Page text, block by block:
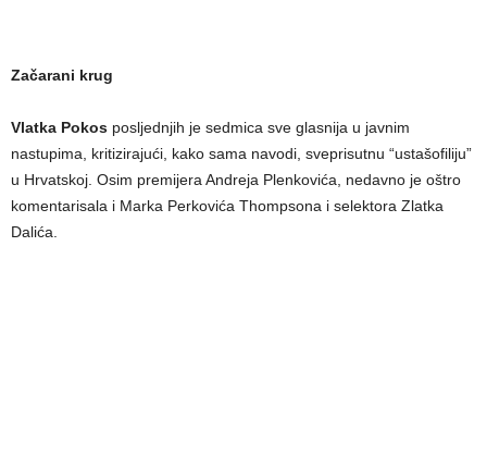
Začarani krug
Vlatka Pokos posljednjih je sedmica sve glasnija u javnim
nastupima, kritizirajući, kako sama navodi, sveprisutnu “ustašofiliju”
u Hrvatskoj. Osim premijera Andreja Plenkovića, nedavno je oštro
komentarisala i Marka Perkovića Thompsona i selektora Zlatka
Dalića.